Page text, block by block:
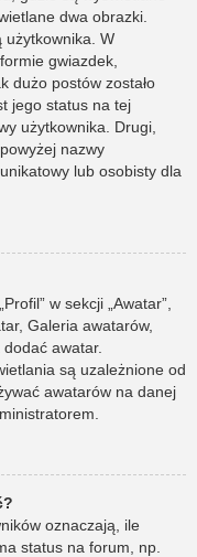
dwa obrazki.
użytkownika. W
gwiazdek,
dużo postów zostało
jego status na tej
użytkownika. Drugi,
nazwy
lub osobisty dla
w sekcji „Awatar”,
Galeria awatarów,
awatar.
są uzależnione od
awatarów na danej
oznaczają, ile
status na forum, np.